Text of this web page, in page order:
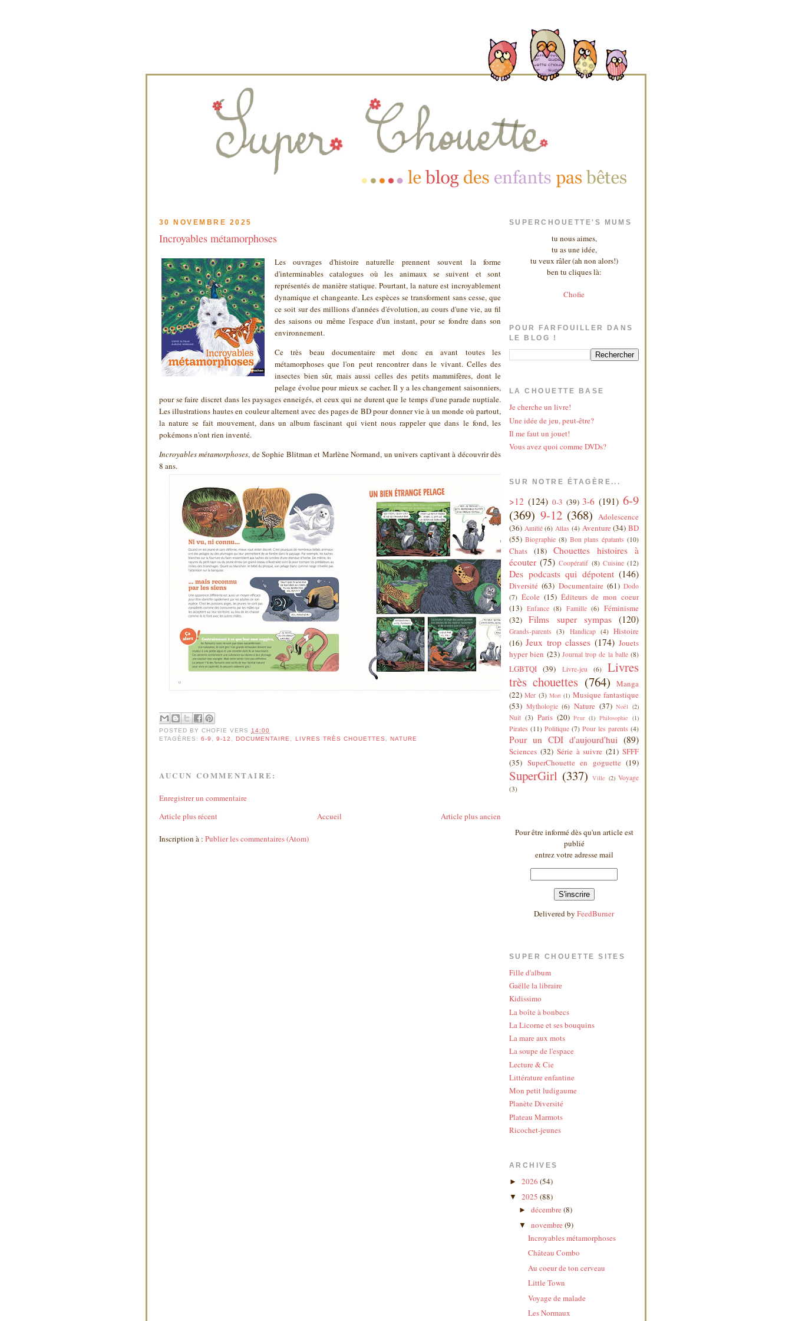
30 NOVEMBRE 2025
Incroyables métamorphoses
Les ouvrages d'histoire naturelle prennent souvent la forme
d'interminables catalogues où les animaux se suivent et sont
représentés de manière statique. Pourtant, la nature est incroyablement
dynamique et changeante. Les espèces se transforment sans cesse, que
ce soit sur des millions d'années d'évolution, au cours d'une vie, au fil
des saisons ou même l'espace d'un instant, pour se fondre dans son
environnement.
Ce très beau documentaire met donc en avant toutes les
métamorphoses que l'on peut rencontrer dans le vivant. Celles des
insectes bien sûr, mais aussi celles des petits mammifères, dont le
pelage évolue pour mieux se cacher. Il y a les changement saisonniers,
pour se faire discret dans les paysages enneigés, et ceux qui ne durent que le temps d'une parade nuptiale.
Les illustrations hautes en couleur alternent avec des pages de BD pour donner vie à un monde où partout,
la nature se fait mouvement, dans un album fascinant qui vient nous rappeler que dans le fond, les
pokémons n'ont rien inventé.
Incroyables métamorphoses, de Sophie Blitman et Marlène Normand, un univers captivant à découvrir dès
8 ans.
POSTED BYCHOFIE VERS 14:00
ETAGÈRES:6-9 ,9-12 ,DOCUMENTAIRE LIVRES TRÈS CHOUETTES NATURE
AUCUN COMMENTAIRE:
Enregistrer un commentaire
Article plus récent
Article plus ancien
Accueil
Inscription à : Publier les commentaires (Atom)
SUPERCHOUETTE'S MUMS
tu nous aimes,
tu as une idée,
tu veux râler (ah non alors!)
ben tu cliques là:
Chofie
POUR FARFOUILLER DANS
LE BLOG !
LA CHOUETTE BASE
Je cherche un livre!
Une idée de jeu, peut-être?
Il me faut un jouet!
Vous avez quoi comme DVDs?
SUR NOTRE ÉTAGÈRE...
>12 (124) 0-3 (39) 3-6 (191) 6-9
(369) 9-12 (368)
Adolescence
(36) Amitié (6) Atlas (4) Aventure (34) BD
(55) Biographie (8) Bon plans épatants (10)
Chats (18)
Chouettes histoires à
écouter (75) Coopératif (8) Cuisine (12)
Des podcasts qui dépotent (146)
Diversité (63) Documentaire (61) Dodo
(7) École (15) Éditeurs de mon coeur
(13) Enfance (8) Famille (6) Féminisme
(32)
Films super sympas (120)
Grands-parents (3) Handicap (4) Histoire
(16) Jeux trop classes (174) Jouets
hyper bien (23) Journal trop de la balle (8)
LGBTQI (39) Livre-jeu (6)
Livres
très chouettes (764)
Manga
(22) Mer (3) Mort (1) Musique fantastique
(53) Mythologie (6) Nature (37) Noël (2)
Nuit (3) Paris (20) Peur (1) Philosophie (1)
Pirates (11) Politique (7) Pour les parents (4)
Pour un CDI d'aujourd'hui (89)
Sciences (32) Série à suivre (21) SFFF
(35) SuperChouette en goguette (19)
SuperGirl (337) Ville (2) Voyage
(3)
Pour être informé dès qu'un article est
publié
entrez votre adresse mail
Delivered by FeedBurner
SUPER CHOUETTE SITES
Fille d'album
Gaëlle la libraire
Kidissimo
La boîte à bonbecs
La Licorne et ses bouquins
La mare aux mots
La soupe de l'espace
Lecture & Cie
Littérature enfantine
Mon petit ludigaume
Planète Diversité
Plateau Marmots
Ricochet-jeunes
ARCHIVES
► 2026 (54)
▼ 2025 (88)
► décembre (8)
▼ novembre (9)
Incroyables métamorphoses
Château Combo
Au coeur de ton cerveau
Little Town
Voyage de malade
Les Normaux